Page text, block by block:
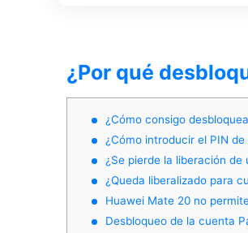
¿Por qué
¿Cómo consigo
¿Cómo introducir el PIN
¿Se pierde la liberación de
¿Queda liberalizado para
Huawei Mate 20 no
Desbloqueo de la cuenta